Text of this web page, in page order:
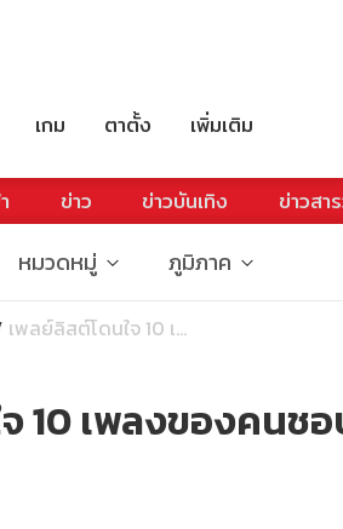
เกม ตาตั้ง เพิ่มเติม
ข่าว ข่าวบันเทิง ข่าวสา
หมวดหมู่ ภูมิภาค
เพลย์ลิสต์โดนใจ 10 เ...
10 เพลงของคนช